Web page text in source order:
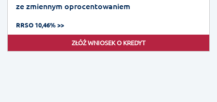
ze zmiennym oprocentowaniem
RRSO 10,46% >>
ZŁÓŻ WNIOSEK O KREDYT